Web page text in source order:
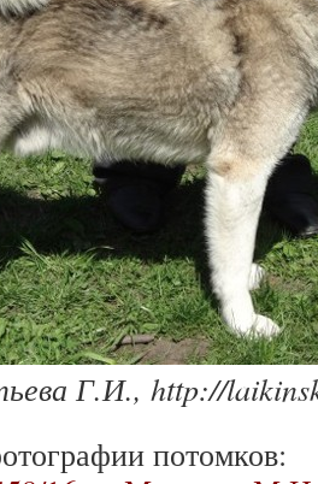
Г.И., http://
потомков: